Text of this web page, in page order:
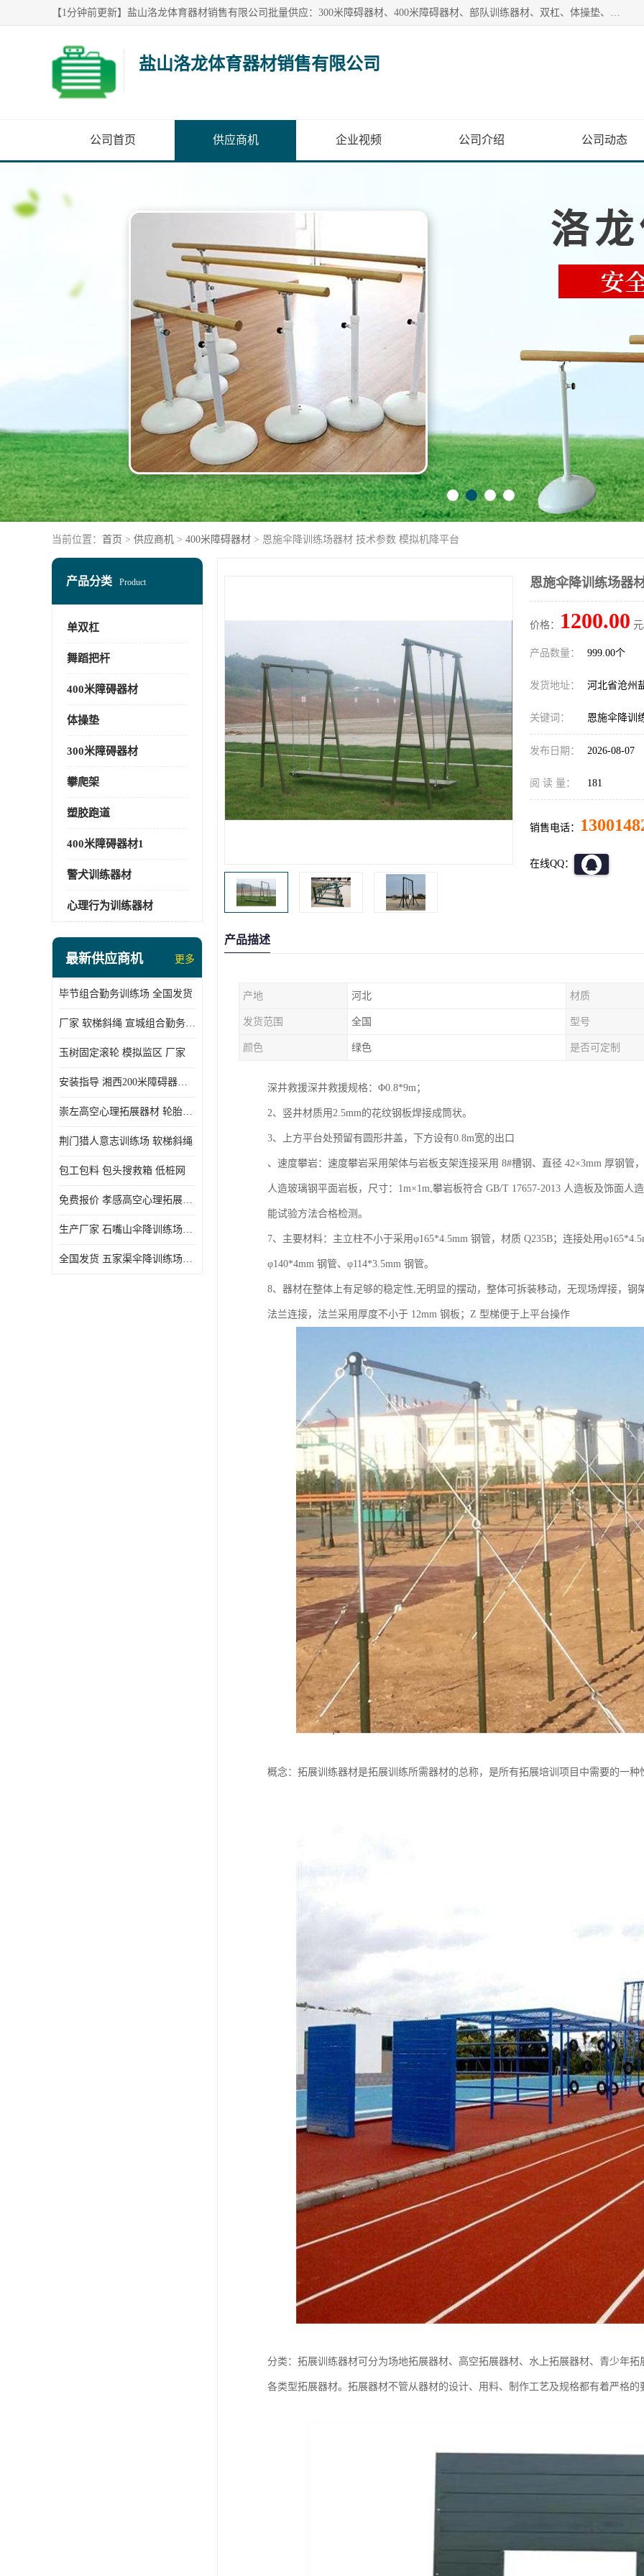
【1分钟前更新】盐山洛龙体育器材销售有限公司批量供应：300米障碍器材、400米障碍器材、部队训练器材、双杠、体操垫、舞蹈把杆等产品。盐山洛龙体育器材销售有限公司经过多年的发展，集研发，生产，销售，售后服务为一体. 奉行“质量，信誉，服务”的宗旨，以开拓创新的精神和真诚守信的态度积极进取。
盐山洛龙体育器材销售有限公司
公司首页 供应商机 企业视频 公司介绍 公司动态
当前位置： 首页 > 供应商机 > 400米障碍器材 > 恩施伞降训练场器材 技术参数 模拟机降平台
产品分类 Product
单双杠
舞蹈把杆
400米障碍器材
体操垫
300米障碍器材
攀爬架
塑胶跑道
400米障碍器材1
警犬训练器材
心理行为训练器材
最新供应商机 更多
毕节组合勤务训练场 全国发货
厂家 软梯斜绳 宣城组合勤务训练场
玉树固定滚轮 模拟监区 厂家
安装指导 湘西200米障碍器材 模拟机降平台
崇左高空心理拓展器材 轮胎墙 技术参数
荆门猎人意志训练场 软梯斜绳
包工包料 包头搜救箱 低桩网
免费报价 孝感高空心理拓展器材 低桩网
生产厂家 石嘴山伞降训练场器材 空中单杠
全国发货 五家渠伞降训练场器材 低桩网
恩施伞降训练场器
价格： 1200.00
产品数量： 999.00个
发货地址： 河北省沧州
关键词： 恩施伞降训
发布日期： 2026-08-07
阅 读 量： 181
销售电话：
在线QQ：
产品描述
产地 河北 材质
发货范围 全国 型号
颜色 绿色 是否可定制
深井救援深井救援规格：Φ0.8*9m；
2、竖井材质用2.5mm的花纹钢板焊接成筒状。
3、上方平台处预留有圆形井盖，下方设有0.8m宽的出口
、速度攀岩：速度攀岩采用架体与岩板支架连接采用 8#槽钢、直径 42×3mm 厚钢管
人造玻璃钢平面岩板，尺寸：1m×1m,攀岩板符合 GB/T 17657-2013 人造板及饰面人
能试验方法合格检测。
7、主要材料：主立柱不小于采用φ165*4.5mm 钢管，材质 Q235B；连接处用
φ140*4mm 钢管、φ114*3.5mm 钢管。
8、器材在整体上有足够的稳定性,无明显的摆动，整体可拆装移动，无现场焊接，钢
法兰连接，法兰采用厚度不小于 12mm 钢板；Z 型梯便于上平台操作
概念：拓展训练器材是拓展训练所需器材的总称，是所有拓展培训项目中需要的一
分类：拓展训练器材可分为场地拓展器材、高空拓展器材、水上拓展器材、青少年
各类型拓展器材。拓展器材不管从器材的设计、用料、制作工艺及规格都有着严格的